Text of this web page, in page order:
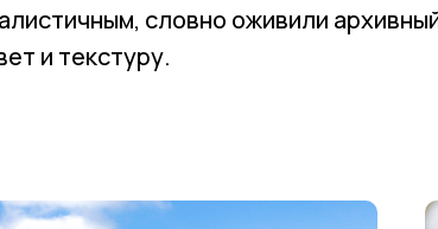
словно оживили
и текстуру.